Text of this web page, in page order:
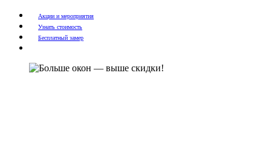
Акции и мероприятия
Узнать стоимость
Бесплатный замер